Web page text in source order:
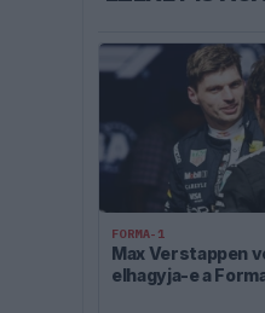
FORMA-1
Max Verstappen
elhagyja-e a